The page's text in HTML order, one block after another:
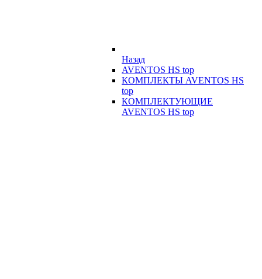
Назад
AVENTOS HS top
КОМПЛЕКТЫ AVENTOS HS
top
КОМПЛЕКТУЮЩИЕ
AVENTOS HS top